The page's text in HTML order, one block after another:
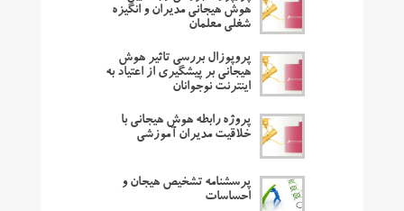
هوش هیجانی مدیران و انگیزه
شغلی معلمان
پروپوزال بررسی تاثیر هوش
هیجانی بر پیشگیری از اعتیاد به
اینترنت نوجوانان
پروژه رابطه هوش هیجانی با
خلاقیت مدیران آموزشی
پرسشنامه تشخیص هیجان و
احساسات